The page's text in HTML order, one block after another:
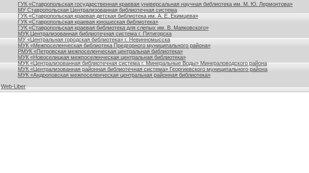
ГУК «Ставропольская государственная краевая универсальная научная библиотека им. М. Ю. Лермонтова»
МУ Ставропольская Централизованная библиотечная система
ГУК «Ставропольская краевая детская библиотека им. А. Е. Екимцева»
ГУК «Ставропольская краевая юношеская библиотека»
ГУК «Ставропольская краевая библиотека для слепых им. В. Маяковского»
МУК Централизованная библиотечная система г. Пятигорска
МУ «Центральная городская библиотека» г. Невинномысска
МУК «Межпоселенческая библиотека Предгорного муниципального района»
РМУК «Петровская межпоселенческая центральная библиотека»
МУК «Новоселицкая межпоселенческая центральная библиотека»
МУК «Централизованная библиотечная система г. Минеральные Воды» Минераловодского района
МУК «Централизованная районная библиотечная система» Георгиевского муниципального района
МУК «Андроповская межпоселенческая центральная районная библиотека»
Web-Liber